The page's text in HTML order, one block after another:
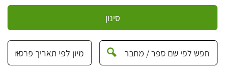
סינון